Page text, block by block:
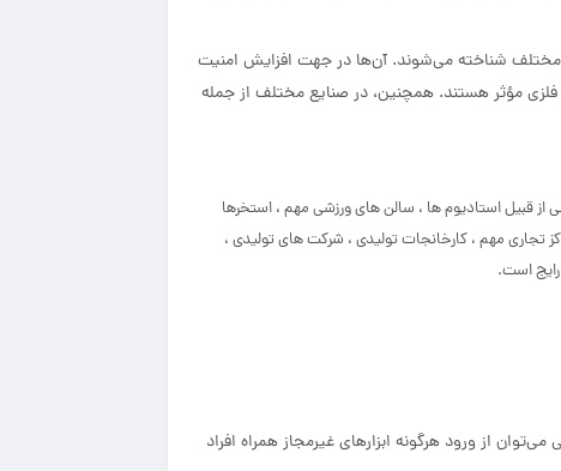
مختلف شناخته می‌شوند. آن‌ها در جهت افزایش امنیت
مؤثر هستند. همچنین، در صنایع مختلف از جمله
از قبیل استادیوم ها ، سالن های ورزشی مهم ، استخرها
تجاری مهم ، کارخانجات تولیدی ، شرکت های تولیدی ،
است.
از ورود هرگونه ابزارهای غیرمجاز همراه افراد